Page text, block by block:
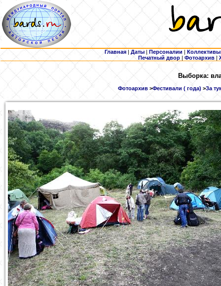
Главная | Даты | Персоналии | Коллективы
Печатный двор |Фотоархив |
Выборка:
Фотоархив >Фестивали ( года) >За